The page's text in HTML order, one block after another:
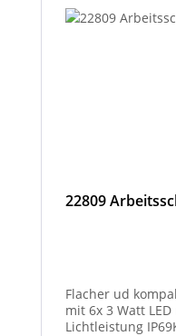
22809
Flacher ud
mit 6x 3 Watt
Lichtleistung